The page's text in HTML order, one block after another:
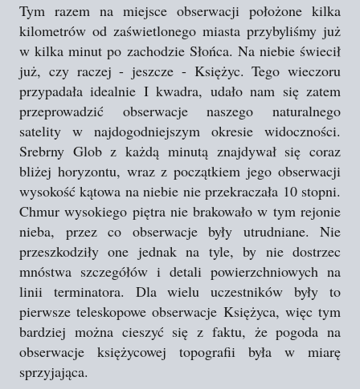
Tym razem na miejsce obserwacji położone kilka
kilometrów od zaświetlonego miasta przybyliśmy już
w kilka minut po zachodzie Słońca. Na niebie świecił
już, czy raczej - jeszcze - Księżyc. Tego wieczoru
przypadała idealnie I kwadra, udało nam się zatem
przeprowadzić obserwacje naszego naturalnego
satelity w najdogodniejszym okresie widoczności.
Srebrny Glob z każdą minutą znajdywał się coraz
bliżej horyzontu, wraz z początkiem jego obserwacji
wysokość kątowa na niebie nie przekraczała 10 stopni.
Chmur wysokiego piętra nie brakowało w tym rejonie
nieba, przez co obserwacje były utrudniane. Nie
przeszkodziły one jednak na tyle, by nie dostrzec
mnóstwa szczegółów i detali powierzchniowych na
linii terminatora. Dla wielu uczestników były to
pierwsze teleskopowe obserwacje Księżyca, więc tym
bardziej można cieszyć się z faktu, że pogoda na
obserwacje księżycowej topografii była w miarę
sprzyjająca.